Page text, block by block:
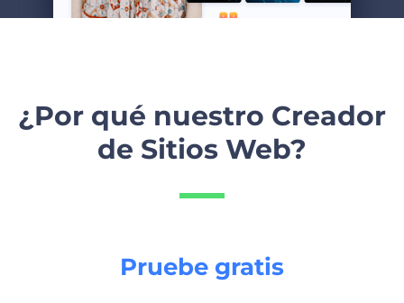
¿Por qué nuestro Creador
de Sitios Web?
Pruebe gratis